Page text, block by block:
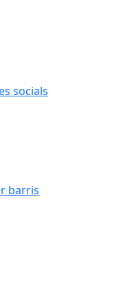
socials
barris